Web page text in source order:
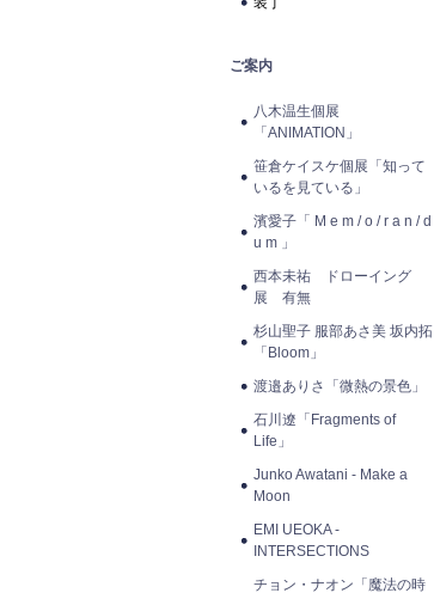
ご案内
八木温生個展
「ANIMATION」
笹倉ケイスケ個展「知って
いるを見ている」
濱愛子「 M e m / o / r a n / d
u m 」
西本未祐 ドローイング
展 有無
杉山聖子 服部あさ美 坂内拓
「Bloom」
渡邉ありさ「微熱の景色」
石川遼「Fragments of
Life」
Junko Awatani - Make a
Moon
EMI UEOKA -
INTERSECTIONS
チョン・ナオン「魔法の時